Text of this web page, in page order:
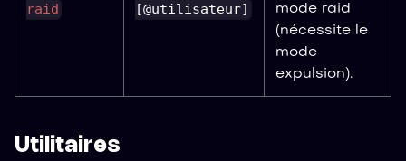
raid
[@utilisateur]
mode raid
(nécessite le
mode
expulsion).
Utilitaires